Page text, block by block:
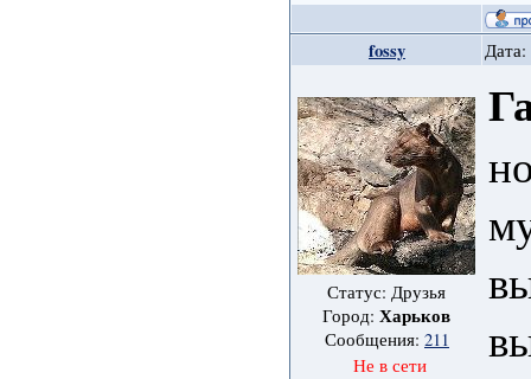
fossy Дата:
Статус: Друзья
Город:Харьков
Сообщения: 211
Не в сети